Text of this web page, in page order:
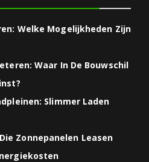
Welke Mogelijkheden Zijn
Waar In De Bouwschil
Slimmer Laden
Zonnepanelen Leasen